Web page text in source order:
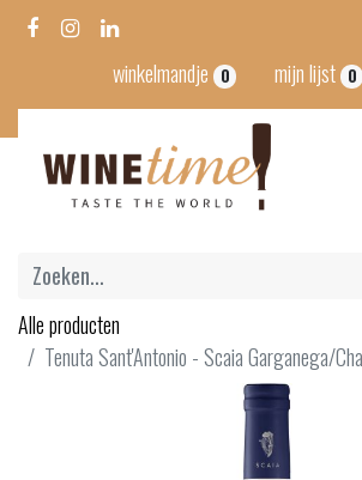
winkelmandje 0 mijn lijst 0
Alle producten
Tenuta Sant'Antonio - Scaia Garganega/